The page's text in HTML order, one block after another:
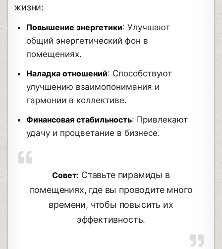
жизни:
Повышение энергетики: Улучшают
общий энергетический фон в
помещениях.
Наладка отношений: Способствуют
улучшению взаимопонимания и
гармонии в коллективе.
Финансовая стабильность: Привлекают
удачу и процветание в бизнесе.
Совет: Ставьте пирамиды в
помещениях, где вы проводите много
времени, чтобы повысить их
эффективность.